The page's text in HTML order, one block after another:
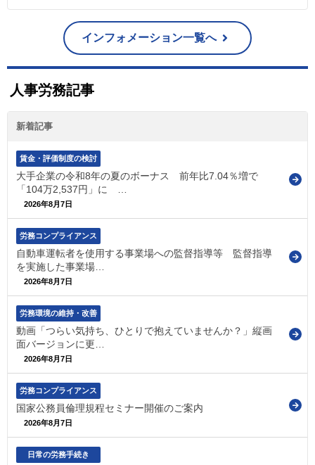
インフォメーション一覧へ
人事労務記事
新着記事
賃金・評価制度の検討
大手企業の令和8年の夏のボーナス 前年比7.04％増で
「104万2,537円」に …
2026年8月7日
労務コンプライアンス
自動車運転者を使用する事業場への監督指導等 監督指導
を実施した事業場…
2026年8月7日
労務環境の維持・改善
動画「つらい気持ち、ひとりで抱えていませんか？」縦画
面バージョンに更…
2026年8月7日
労務コンプライアンス
国家公務員倫理規程セミナー開催のご案内
2026年8月7日
日常の労務手続き